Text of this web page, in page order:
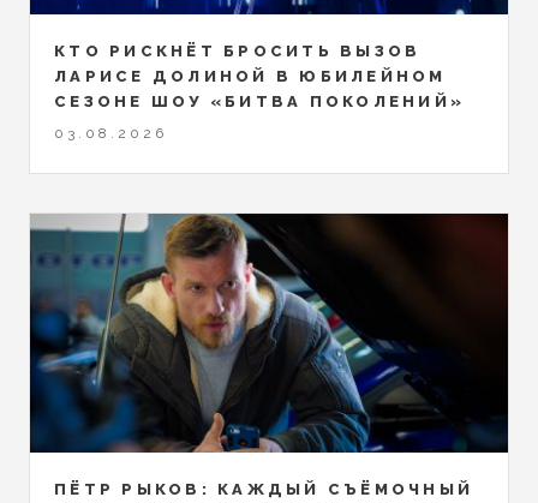
КТО РИСКНЁТ БРОСИТЬ ВЫЗОВ
ЛАРИСЕ ДОЛИНОЙ В ЮБИЛЕЙНОМ
СЕЗОНЕ ШОУ «БИТВА ПОКОЛЕНИЙ»
03.08.2026
ПЁТР РЫКОВ: КАЖДЫЙ СЪЁМОЧНЫЙ